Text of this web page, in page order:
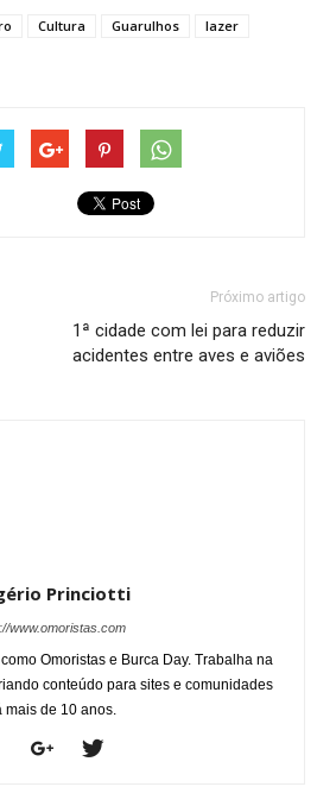
Cultura Guarulhos
lazer
Próximo artigo
1ª cidade com lei para reduzir
acidentes entre aves e aviões
Princiotti
www.omoristas.com
Omoristas e Burca Day. Trabalha na
conteúdo para sites e comunidades
mais de 10 anos.